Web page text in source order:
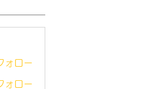
ォロー
ォロー